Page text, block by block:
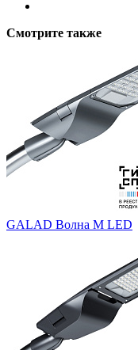
Смотрите также
GALAD Волна M LED